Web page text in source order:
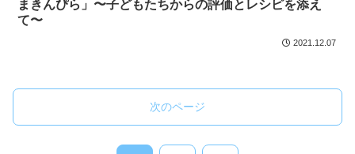
まきんぴら」〜子どもたちからの評価とレシピを添え
て〜
2021.12.07
次のページ